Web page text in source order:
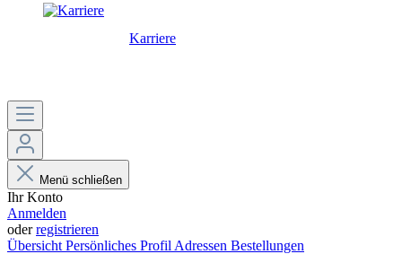
Karriere
Menü schließen
Ihr Konto
Anmelden
oderregistrieren
Übersicht Persönliches Profil Adressen Bestellungen